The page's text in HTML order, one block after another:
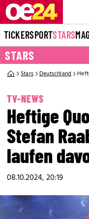
TICKERSPORTSTARS
STARS
Stars Deutschland
TV-NEWS
Heftige
Stefan
laufen
08.10.2024, 20:19